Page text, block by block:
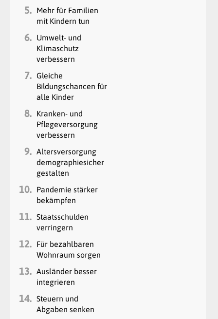
5.
Mehr für Familien
mit Kindern tun
6.
Umwelt- und
Klimaschutz
verbessern
7.
Gleiche
Bildungschancen für
alle Kinder
8.
Kranken- und
Pflegeversorgung
verbessern
9. Altersversorgung
demographiesicher
gestalten
10.
Pandemie stärker
bekämpfen
11. Staatsschulden
verringern
12.
Für bezahlbaren
Wohnraum sorgen
13. Ausländer besser
integrieren
14. Steuern und
Abgaben senken